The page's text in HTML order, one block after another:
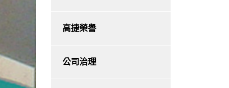
高捷榮譽
公司治理